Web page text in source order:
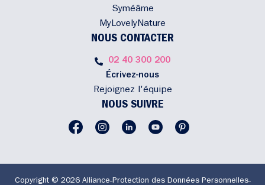
Syméâme
MyLovelyNature
NOUS CONTACTER
02 40 300 200
Écrivez-nous
Rejoignez l'équipe
NOUS SUIVRE
Copyright © 2026 Alliance Protection des Données Personnelles